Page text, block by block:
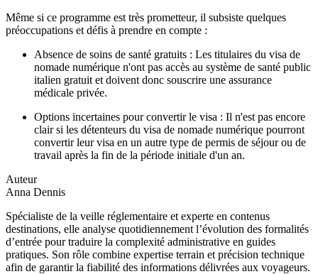
Même si ce programme est très prometteur, il subsiste quelques
préoccupations et défis à prendre en compte :
Absence de soins de santé gratuits : Les titulaires du visa de
nomade numérique n'ont pas accès au système de santé public
italien gratuit et doivent donc souscrire une assurance
médicale privée.
Options incertaines pour convertir le visa : Il n'est pas encore
clair si les détenteurs du visa de nomade numérique pourront
convertir leur visa en un autre type de permis de séjour ou de
travail après la fin de la période initiale d'un an.
Auteur
Anna Dennis
Spécialiste de la veille réglementaire et experte en contenus
destinations, elle analyse quotidiennement l’évolution des formalités
d’entrée pour traduire la complexité administrative en guides
pratiques. Son rôle combine expertise terrain et précision technique
afin de garantir la fiabilité des informations délivrées aux voyageurs.